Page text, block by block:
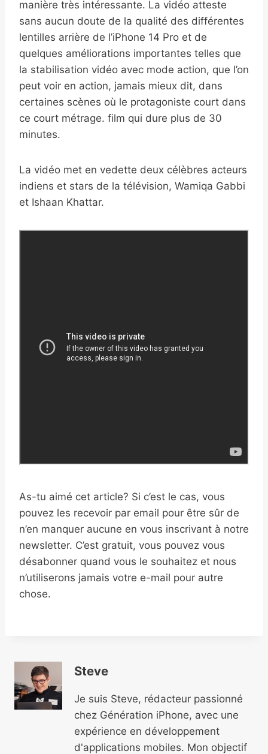
manière très intéressante. La vidéo atteste
sans aucun doute de la qualité des différentes
lentilles arrière de l’iPhone 14 Pro et de
quelques améliorations importantes telles que
la stabilisation vidéo avec mode action, que l’on
peut voir en action, jamais mieux dit, dans
certaines scènes où le protagoniste court dans
ce court métrage. film qui dure plus de 30
minutes.
La vidéo met en vedette deux célèbres acteurs
indiens et stars de la télévision, Wamiqa Gabbi
et Ishaan Khattar.
As-tu aimé cet article? Si c’est le cas, vous
pouvez les recevoir par email pour être sûr de
n’en manquer aucune en vous inscrivant à notre
newsletter. C’est gratuit, vous pouvez vous
désabonner quand vous le souhaitez et nous
n’utiliserons jamais votre e-mail pour autre
chose.
Steve
Je suis Steve, rédacteur passionné
chez Génération iPhone, avec une
expérience en développement
d'applications mobiles. Mon objectif